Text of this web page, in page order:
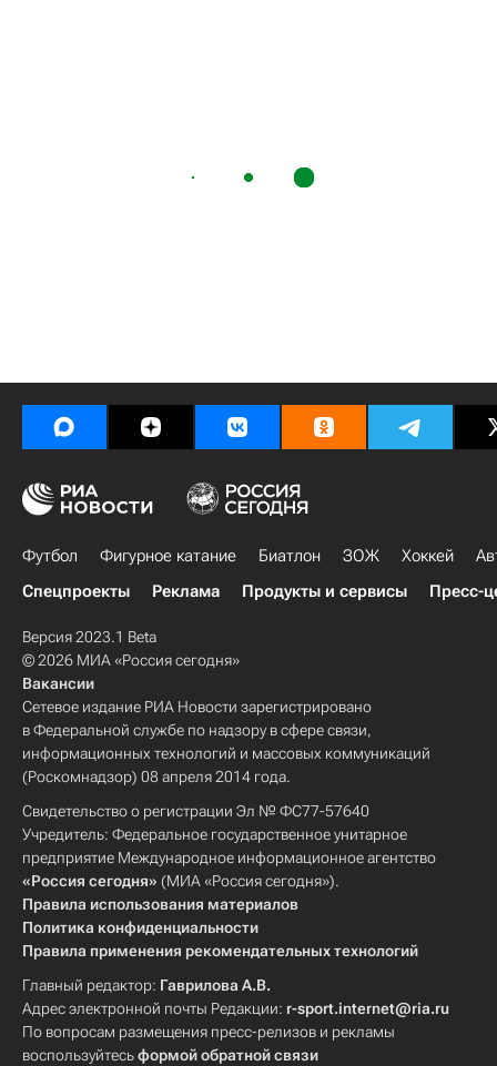
Футбол Фигурное катание Биатлон ЗОЖ Хоккей
Спецпроекты
Реклама Продукты и сервисы Пресс-
Версия 2023.1 Beta
© 2026 МИА «Россия сегодня»
Вакансии
Сетевое издание РИА Новости зарегистрировано
в Федеральной службе по надзору в сфере связи,
информационных технологий и массовых коммуникаций
(Роскомнадзор) 08 апреля 2014 года.
Свидетельство о регистрации Эл № ФС77-57640
Учредитель: Федеральное государственное унитарное
предприятие Международное информационное агентство
«Россия сегодня» (МИА «Россия сегодня»).
Правила использования материалов
Политика конфиденциальности
Правила применения рекомендательных технологий
Главный редактор: Гаврилова А.В.
Адрес электронной почты Редакции: r-sport.internet@ria.ru
По вопросам размещения пресс-релизов и рекламы
воспользуйтесьформой обратной связи